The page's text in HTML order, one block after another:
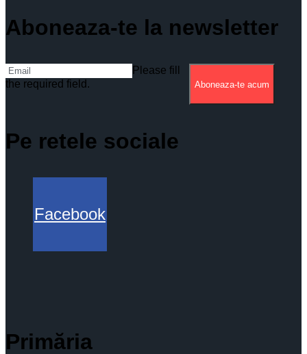
Aboneaza-te la newsletter
Please fill
the required field.
Aboneaza-te acum
Pe retele sociale
Facebook
Primăria